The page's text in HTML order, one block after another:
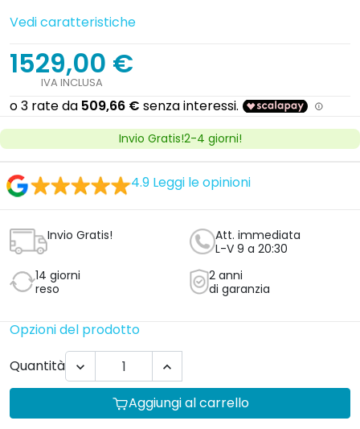
Vedi caratteristiche
1529,00 €
IVA INCLUSA
Invio Gratis!2-4 giorni!
4.9 Leggi le opinioni
Invio Gratis!
Att. immediata
L-V 9 a 20:30
14 giorni
reso
2 anni
di garanzia
Opzioni del prodotto
Quantità
 
Aggiungi al carrello